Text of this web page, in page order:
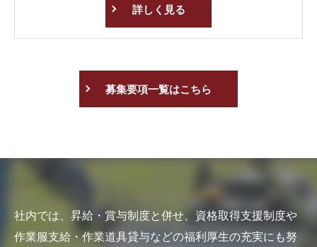
詳しく見る
募集要項一覧はこちら
社内では、昇給・賞与制度と併せ、資格取得支援制度や
作業服支給・作業道具貸与などの福利厚生の充実にも努